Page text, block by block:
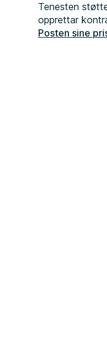
Tenesten
opprettar
Posten sine